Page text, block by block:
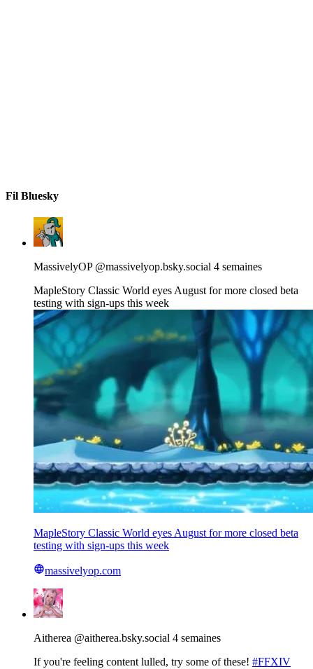
Fil Bluesky
View
post
by
MassivelyOP
on
Bluesky
MassivelyOP @massivelyop.bsky.social 4 semaines
MapleStory Classic World eyes August for more closed beta
testing with sign-ups this week
MapleStory Classic World eyes August for more closed beta
testing with sign-ups this week
massivelyop.com
View
post
by
Aitherea
on
Bluesky
Aitherea @aitherea.bsky.social 4 semaines
If you're feeling content lulled, try some of these! #FFXIV